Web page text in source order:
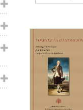
1764)